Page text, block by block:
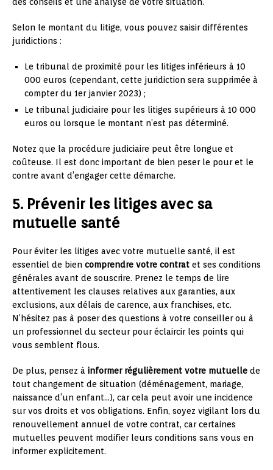
des conseils et une analyse de votre situation.
Selon le montant du litige, vous pouvez saisir différentes
juridictions :
Le tribunal de proximité pour les litiges inférieurs à 10
000 euros (cependant, cette juridiction sera supprimée à
compter du 1er janvier 2023) ;
Le tribunal judiciaire pour les litiges supérieurs à 10 000
euros ou lorsque le montant n’est pas déterminé.
Notez que la procédure judiciaire peut être longue et
coûteuse. Il est donc important de bien peser le pour et le
contre avant d’engager cette démarche.
5. Prévenir les litiges avec sa
mutuelle santé
Pour éviter les litiges avec votre mutuelle santé, il est
essentiel de bien comprendre votre contrat et ses conditions
générales avant de souscrire. Prenez le temps de lire
attentivement les clauses relatives aux garanties, aux
exclusions, aux délais de carence, aux franchises, etc.
N’hésitez pas à poser des questions à votre conseiller ou à
un professionnel du secteur pour éclaircir les points qui
vous semblent flous.
De plus, pensez à informer régulièrement votre mutuelle de
tout changement de situation (déménagement, mariage,
naissance d’un enfant…), car cela peut avoir une incidence
sur vos droits et vos obligations. Enfin, soyez vigilant lors du
renouvellement annuel de votre contrat, car certaines
mutuelles peuvent modifier leurs conditions sans vous en
informer explicitement.